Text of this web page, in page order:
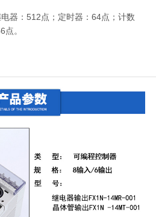
器：512点；定时器：64点；计数
。